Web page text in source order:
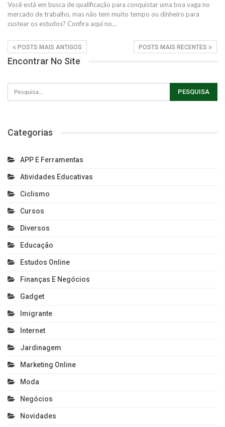
Você está em busca de qualificação para conquistar uma boa vaga no
mercado de trabalho, mas não tem muito tempo ou dinheiro para
custear os estudos? Confira aqui no…
POSTS MAIS ANTIGOS POSTS MAIS RECENTES
Encontrar No Site
Categorias
APP E Ferramentas
Atividades Educativas
Ciclismo
Cursos
Diversos
Educação
Estudos Online
Finanças E Negócios
Gadget
Imigrante
Internet
Jardinagem
Marketing Online
Moda
Negócios
Novidades